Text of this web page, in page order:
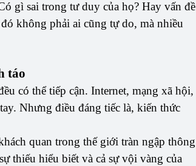
gì sai trong tư duy của họ? Hay vấn đề
không phải ai cũng tự do, mà nhiều
táo
có thể tiếp cận. Internet, mạng xã hội,
Nhưng điều đáng tiếc là, kiến thức
quan trong thế giới tràn ngập thông
thiếu hiểu biết và cả sự vội vàng của